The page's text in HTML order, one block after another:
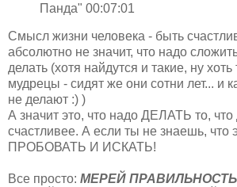
Панда" 00:07:01
Смысл жизни человека - быть
абсолютно не значит, что надо
делать (хотя найдутся и такие, ну хоть
мудрецы - сидят же они сотни лет... и
не делают :) )
А значит это, что надо ДЕЛАТЬ то, что
счастливее. А если ты не знаешь, что
ПРОБОВАТЬ И ИСКАТЬ!
Все просто: МЕРЕЙ